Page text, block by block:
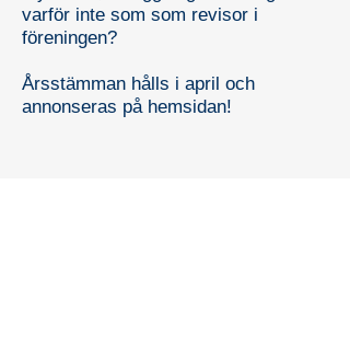
varför inte som som revisor i
föreningen?
Årsstämman hålls i april och
annonseras på hemsidan!